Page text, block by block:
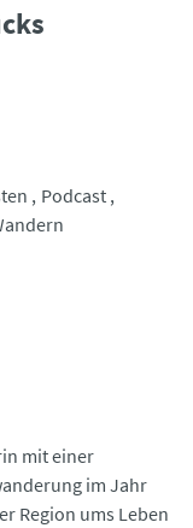
Podcast
mit einer
im Jahr
Region ums Leben